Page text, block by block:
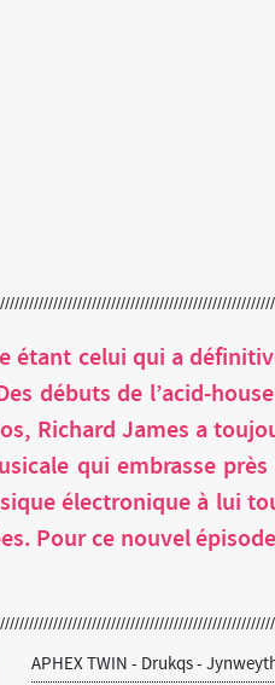
étant celui qui a
débuts de l’acid-
Richard James a
qui embrasse
électronique à lui
Pour ce nouvel
APHEX TWIN - Drukqs -